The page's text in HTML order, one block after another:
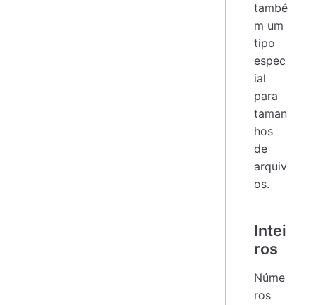
també
m um
tipo
espec
ial
para
taman
hos
de
arquiv
os.
Intei
ros
Núme
ros